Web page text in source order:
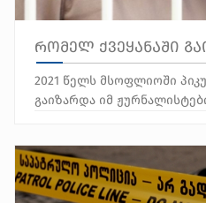
რომელ ქვეყანაში
2021 წელს მსოფლიოში
გაიზარდა იმ